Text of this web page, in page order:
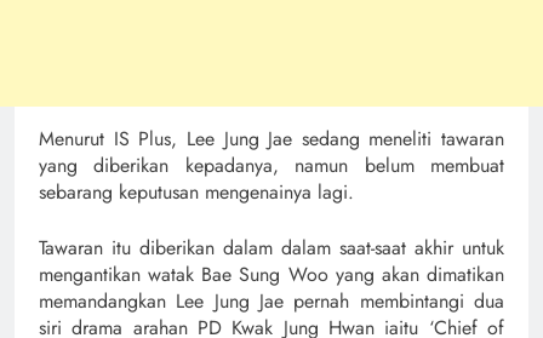
Menurut IS Plus, Lee Jung Jae sedang meneliti tawaran
yang diberikan kepadanya, namun belum membuat
sebarang keputusan mengenainya lagi.
Tawaran itu diberikan dalam dalam saat-saat akhir untuk
mengantikan watak Bae Sung Woo yang akan dimatikan
memandangkan Lee Jung Jae pernah membintangi dua
siri drama arahan PD Kwak Jung Hwan iaitu ‘Chief of